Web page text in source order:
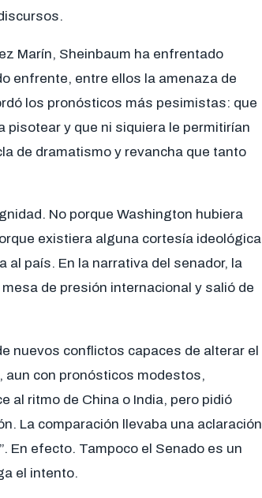
Marín, Sheinbaum ha enfrentado
enfrente, entre ellos la amenaza de
los pronósticos más pesimistas: que
pisotear y que ni siquiera le permitirían
de dramatismo y revancha que tanto
No porque Washington hubiera
existiera alguna cortesía ideológica
al país. En la narrativa del senador, la
de presión internacional y salió de
nuevos conflictos capaces de alterar el
aun con pronósticos modestos,
al ritmo de China o India, pero pidió
La comparación llevaba una aclaración
En efecto. Tampoco el Senado es un
el intento.